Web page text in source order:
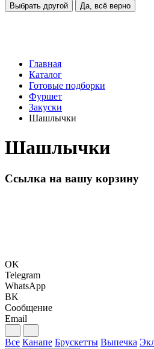
Выбрать другой Да, всё верно
Главная
Каталог
Готовые подборки
Фуршет
Закуски
Шашлычки
Шашлычки
Ссылка на вашу корзину
OK
Telegram
WhatsApp
BK
Сообщение
Email
Все Канапе Брускетты Выпечка